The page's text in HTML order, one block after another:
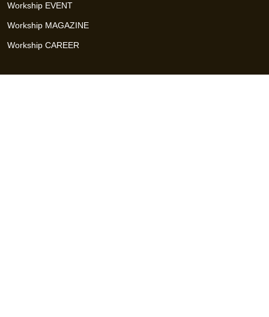
Workship EVENT
Workship MAGAZINE
Workship CAREER